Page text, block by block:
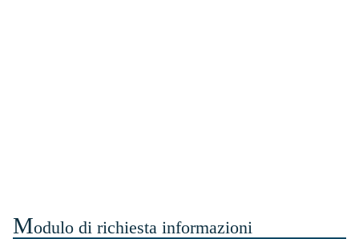
Modulo di richiesta informazioni